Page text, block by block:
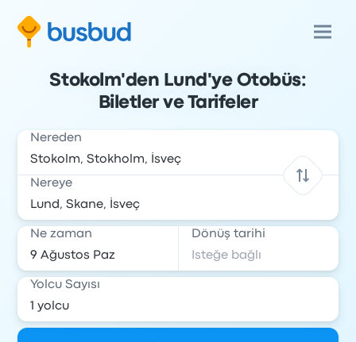
Stokolm'den Lund'ye Otobüs:
Biletler ve Tarifeler
Nereden
Nereye
Ne zaman Dönüş tarihi
Yolcu Sayısı